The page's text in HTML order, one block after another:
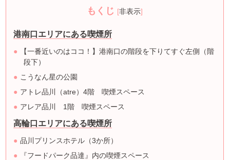
もくじ [非表示]
港南口エリアにある喫煙所
【一番近いのはココ！】港南口の階段を下りてすぐ左側（階
段下）
こうなん星の公園
アトレ品川（atre）4階 喫煙スペース
アレア品川 1階 喫煙スペース
高輪口エリアにある喫煙所
品川プリンスホテル（3か所）
『フードパーク品達』内の喫煙スペース